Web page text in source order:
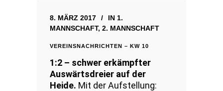
8. MÄRZ 2017 IN 1.
MANNSCHAFT, 2. MANNSCHAFT
VEREINSNACHRICHTEN – KW 10
1:2 – schwer erkämpfter
Auswärtsdreier auf der
Heide. Mit der Aufstellung: